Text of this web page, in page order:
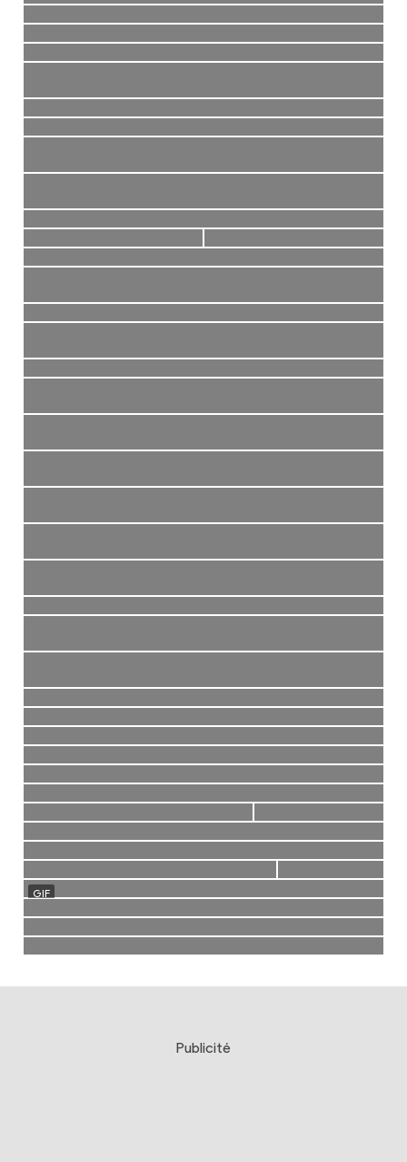
Publicité